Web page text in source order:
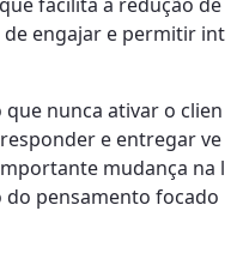
engajar e permitir int
nunca ativar o clien
e entregar ve
mudança na l
pensamento focado